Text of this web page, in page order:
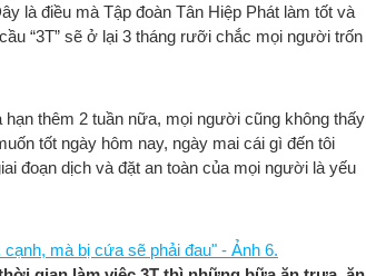
là điều mà Tập đoàn Tân Hiệp Phát làm tốt và
“3T” sẽ ở lại 3 tháng rưỡi chắc mọi người trốn
thêm 2 tuần nữa, mọi người cũng không thấy
tốt ngày hôm nay, ngày mai cái gì đến tôi
đoạn dịch và đặt an toàn của mọi người là yếu